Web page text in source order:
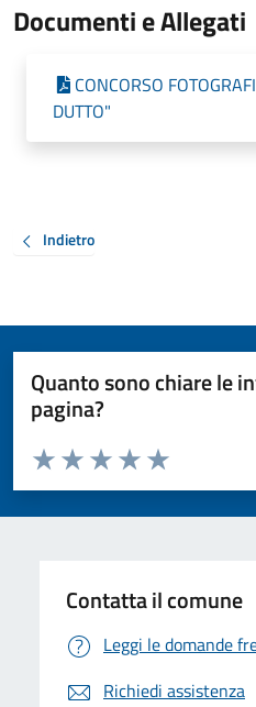
Documenti e Allegati
CONCORSO
DUTTO"
Indietro
Quanto sono chiare le
pagina?
Valuta da 1 a 5 stelle la pagina
Valuta 5 stelle
Valuta 4 stelle su 5
Valuta 3 stelle su 5
Valuta 2 stelle su 5
Valuta 1 stelle su 5
Contatta il comune
Leggi le domande
Richiedi assistenza